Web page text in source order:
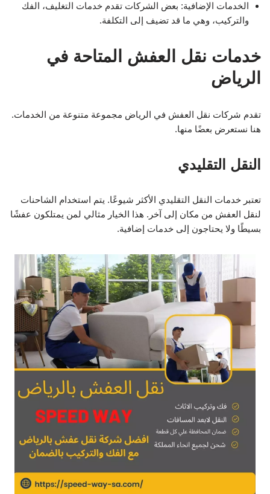
الخدمات الإضافية: بعض الشركات تقدم خدمات التغليف، الفك
والتركيب، وهي ما قد تضيف إلى التكلفة.
خدمات نقل العفش المتاحة في
الرياض
تقدم شركات نقل العفش في الرياض مجموعة متنوعة من الخدمات.
هنا نستعرض بعضًا منها.
النقل التقليدي
تعتبر خدمات النقل التقليدي الأكثر شيوعًا. يتم استخدام الشاحنات
لنقل العفش من مكان إلى آخر. هذا الخيار مثالي لمن يمتلكون عفشًا
بسيطًا ولا يحتاجون إلى خدمات إضافية.